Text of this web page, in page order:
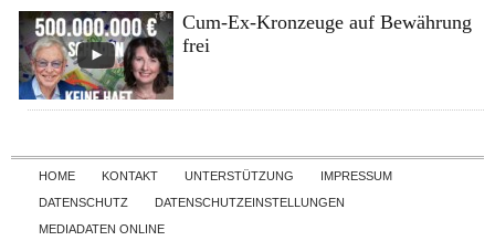
Cum-Ex-Kronzeuge auf Bewährung
frei
Skip to content
HOME KONTAKT UNTERSTÜTZUNG
IMPRESSUM
DATENSCHUTZ
DATENSCHUTZEINSTELLUNGEN
MEDIADATEN ONLINE